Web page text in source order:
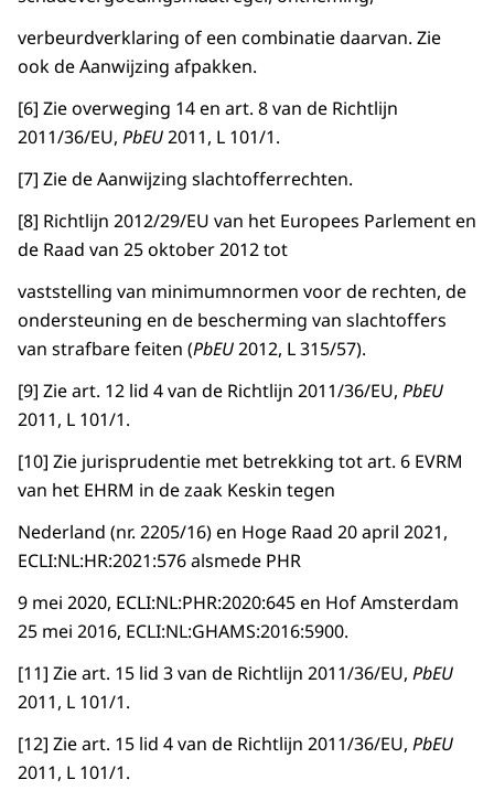
verbeurdverklaring of een combinatie daarvan. Zie
ook de Aanwijzing afpakken.
[6] Zie overweging 14 en art. 8 van de Richtlijn
2011/36/EU, PbEU2011, L 101/1.
[7] Zie de Aanwijzing slachtofferrechten.
[8] Richtlijn 2012/29/EU van het Europees Parlement en
de Raad van 25 oktober 2012 tot
vaststelling van minimumnormen voor de rechten, de
ondersteuning en de bescherming van slachtoffers
van strafbare feiten (PbEU2012, L 315/57).
[9] Zie art. 12 lid 4 van de Richtlijn 2011/36/EU, PbEU
2011, L 101/1.
[10] Zie jurisprudentie met betrekking tot art. 6 EVRM
van het EHRM in de zaak Keskin tegen
Nederland (nr. 2205/16) en Hoge Raad 20 april 2021,
ECLI:NL:HR:2021:576 alsmede PHR
9 mei 2020, ECLI:NL:PHR:2020:645 en Hof Amsterdam
25 mei 2016, ECLI:NL:GHAMS:2016:5900.
[11] Zie art. 15 lid 3 van de Richtlijn 2011/36/EU, PbEU
2011, L 101/1.
[12] Zie art. 15 lid 4 van de Richtlijn 2011/36/EU, PbEU
2011, L 101/1.